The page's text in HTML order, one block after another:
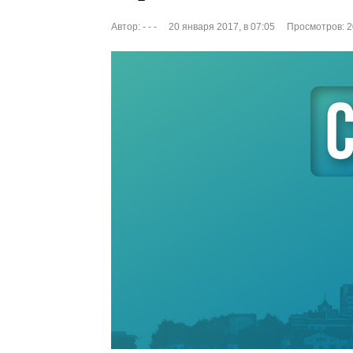
Автор: - - - 20 января 2017, в 07:05 Просмотров: